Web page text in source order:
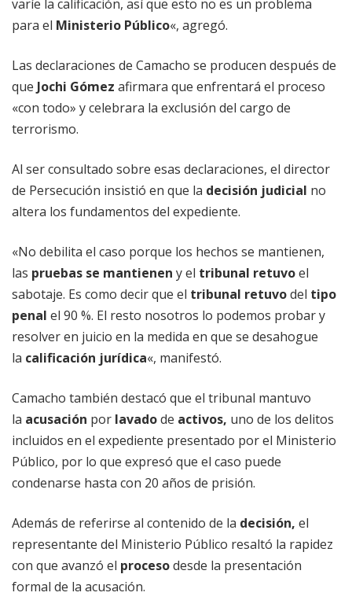
varíe la calificación, así que esto no es un problema
para el Ministerio Público«, agregó.
Las declaraciones de Camacho se producen después de
que Jochi Gómez afirmara que enfrentará el proceso
«con todo» y celebrara la exclusión del cargo de
terrorismo.
Al ser consultado sobre esas declaraciones, el director
de Persecución insistió en que la decisión judicial no
altera los fundamentos del expediente.
«No debilita el caso porque los hechos se mantienen,
las pruebas se mantienen y el tribunal retuvoel
sabotaje. Es como decir que el tribunal retuvodel tipo
penal el 90 %. El resto nosotros lo podemos probar y
resolver en juicio en la medida en que se desahogue
la calificación jurídica«, manifestó.
Camacho también destacó que el tribunal mantuvo
la acusación por lavadode activos, uno de los delitos
incluidos en el expediente presentado por el Ministerio
Público, por lo que expresó que el caso puede
condenarse hasta con 20 años de prisión.
Además de referirse al contenido de la decisión, el
representante del Ministerio Público resaltó la rapidez
con que avanzó el procesodesde la presentación
formal de la acusación.